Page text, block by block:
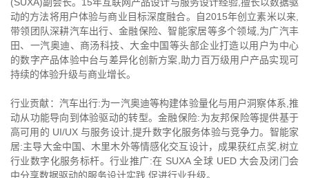
动的方法将用户体验与商业目标深度融合。自2015年创立素米以来,
带领团队深耕汽车出行、金融保险、智能家居等多个领域,为广汽丰
田、一汽奥迪、商汤科技、大金中国等头部企业打造以用户为中心
的数字产品体验中台与差异化创新方案,助力百万级用户产品实现可
持续的体验升级与商业增长。
行业贡献：汽车出行:为一汽奥迪等构建体验量化与用户洞察体系,推
动从功能导向到体验驱动的转型。金融保险:为友邦保险等提供基于
高可用的 UI/UX 与服务设计,提升数字化服务体验与竞争力。智能家
居:主导大金中国、木里木外等情感化交互设计，成果获红点奖,树立
行业数字化服务标杆。行业推广:在 SUXA 全球 UED 大会及闭门会
中分享数据驱动的服务设计实践,促进行业升级。